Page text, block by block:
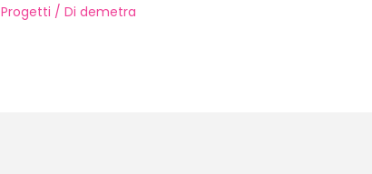
Progetti / Di demetra